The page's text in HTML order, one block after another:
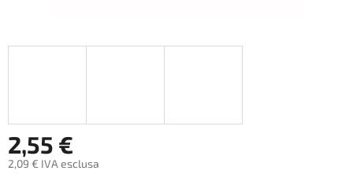
2,55 €
2,09 € IVA esclusa